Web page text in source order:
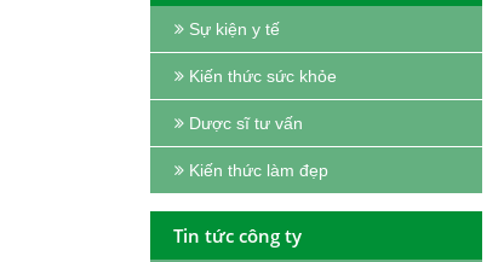
Sự kiện y tế
Kiến thức sức khỏe
Dược sĩ tư vấn
Kiến thức làm đẹp
Tin tức công ty